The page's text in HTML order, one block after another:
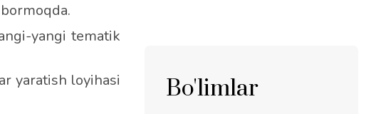
yangi tematik
yaratish loyihasi
Bo'limlar